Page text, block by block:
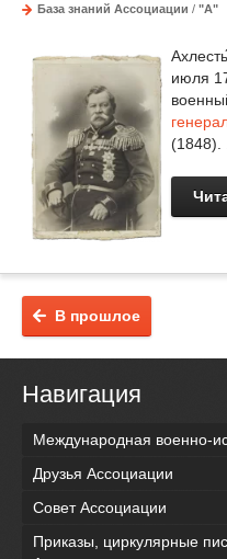
База знаний Ассоциации / "А"
июля
(1848).
В прошлое
Навигация
Международная военно-
Друзья Ассоциации
Совет Ассоциации
Приказы, циркулярные